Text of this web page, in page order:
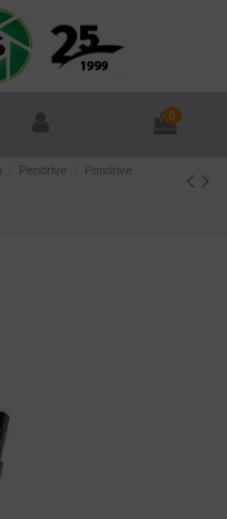
0
Pendrive
Pendrive